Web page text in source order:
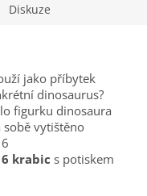
Diskuze
jako příbytek
dinosaurus?
figurku dinosaura
vytištěno
6
6 krabic s potiskem